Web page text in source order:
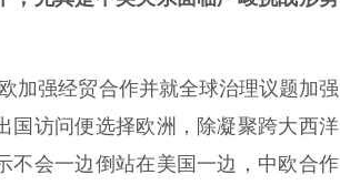
加强经贸合作并就全球治理议题加强
国访问便选择欧洲，除凝聚跨大西洋
不会一边倒站在美国一边，中欧合作